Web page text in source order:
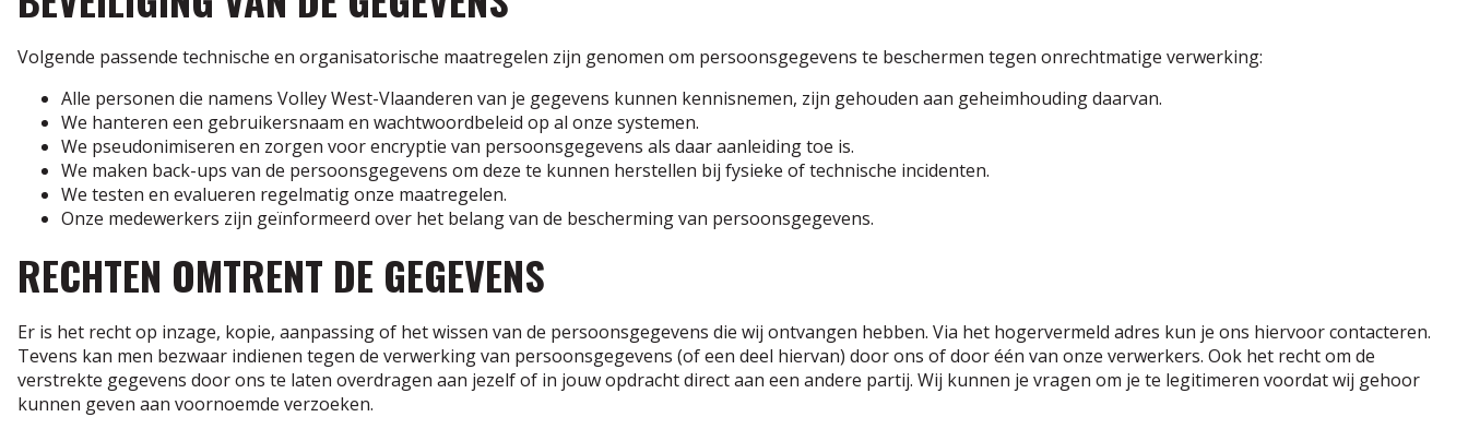
Volgende passende technische en organisatorische maatregelen zijn genomen om persoonsgegevens te beschermen tegen onrechtmatige verwerking:
Alle personen die namens Volley West-Vlaanderen van je gegevens kunnen kennisnemen, zijn gehouden aan geheimhouding daarvan.
We hanteren een gebruikersnaam en wachtwoordbeleid op al onze systemen.
We pseudonimiseren en zorgen voor encryptie van persoonsgegevens als daar aanleiding toe is.
We maken back-ups van de persoonsgegevens om deze te kunnen herstellen bij fysieke of technische incidenten.
We testen en evalueren regelmatig onze maatregelen.
Onze medewerkers zijn geïnformeerd over het belang van de bescherming van persoonsgegevens.
RECHTEN OMTRENT DE GEGEVENS
Er is het recht op inzage, kopie, aanpassing of het wissen van de persoonsgegevens die wij ontvangen hebben. Via het hogervermeld adres kun je ons hiervoor contacteren.
Tevens kan men bezwaar indienen tegen de verwerking van persoonsgegevens (of een deel hiervan) door ons of door één van onze verwerkers. Ook het recht om de
verstrekte gegevens door ons te laten overdragen aan jezelf of in jouw opdracht direct aan een andere partij. Wij kunnen je vragen om je te legitimeren voordat wij gehoor
kunnen geven aan voornoemde verzoeken.